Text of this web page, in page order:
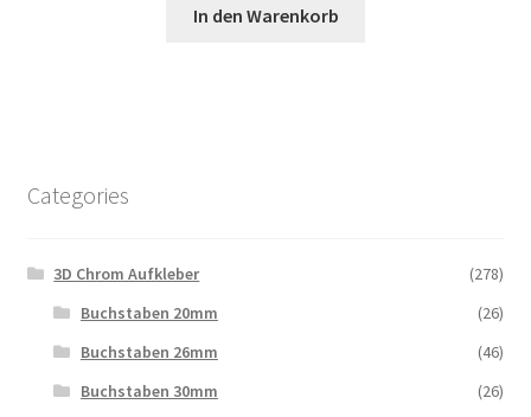
In den Warenkorb
Categories
3D Chrom Aufkleber
(278)
Buchstaben 20mm
(26)
Buchstaben 26mm
(46)
Buchstaben 30mm
(26)